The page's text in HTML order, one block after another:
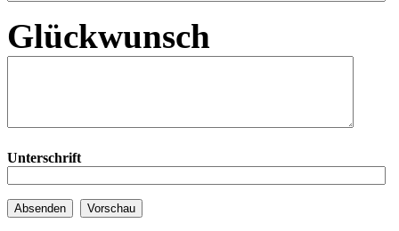
Glückwunsch
Unterschrift